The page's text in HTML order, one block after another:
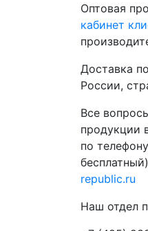
Оптовая
кабинет
Доставка
России,
Все
продукции
по
republic.ru
Наш отдел